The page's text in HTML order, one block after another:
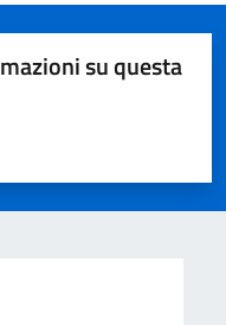
su questa